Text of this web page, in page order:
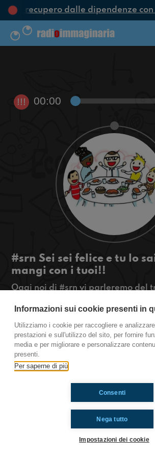
e recupero dalle dipendenze con
!!! 00:00
#srn Sei sei felice e tu lo
mangi con i tuoi!!
Oggi noi di #srn vi parleremo del
mangiate?
#OkkinSu
Sarnano
Informazioni sui cookie presenti in
Utilizziamo i cookie per raccogliere e
prestazioni e sull'utilizzo del sito, per fornire
media e per migliorare e personalizzare
presenti.
Per saperne di più
Nega tutto
Consenti
Impostazioni dei cookie